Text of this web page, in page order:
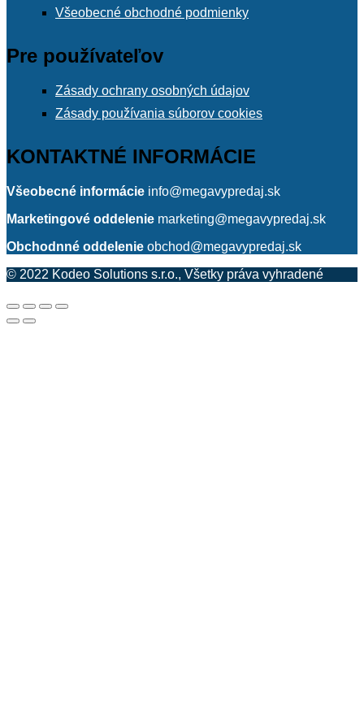
Všeobecné obchodné podmienky
Pre používateľov
Zásady ochrany osobných údajov
Zásady používania súborov cookies
KONTAKTNÉ INFORMÁCIE
Všeobecné informácie info@megavypredaj.sk
Marketingové oddelenie marketing@megavypredaj.sk
Obchodnné oddelenie obchod@megavypredaj.sk
© 2022 Kodeo Solutions s.r.o., Všetky práva vyhradené